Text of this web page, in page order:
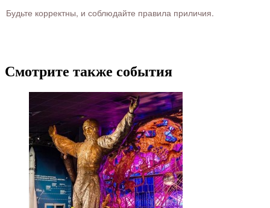
Будьте корректны, и соблюдайте правила приличия.
Смотрите также события